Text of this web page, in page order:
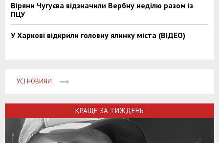
Віряни Чугуєва відзначили Вербну неділю разом із
ПЦУ
У Харкові відкрили головну ялинку міста (ВІДЕО)
УСІ НОВИНИ
КРАЩЕ ЗА ТИЖДЕНЬ